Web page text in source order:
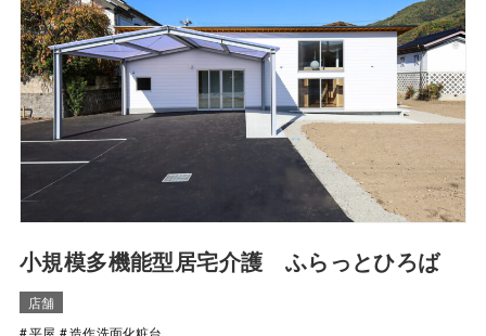
⼩規模多機能型居宅介護 ふらっとひろば
店舗